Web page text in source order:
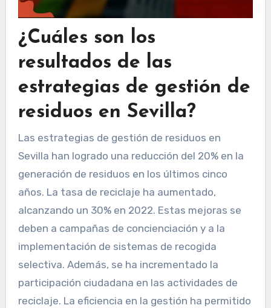
¿Cuáles son los
resultados de las
estrategias de gestión de
residuos en Sevilla?
Las estrategias de gestión de residuos en
Sevilla han logrado una reducción del 20% en la
generación de residuos en los últimos cinco
años. La tasa de reciclaje ha aumentado,
alcanzando un 30% en 2022. Estas mejoras se
deben a campañas de concienciación y a la
implementación de sistemas de recogida
selectiva. Además, se ha incrementado la
participación ciudadana en las actividades de
reciclaje. La eficiencia en la gestión ha permitido